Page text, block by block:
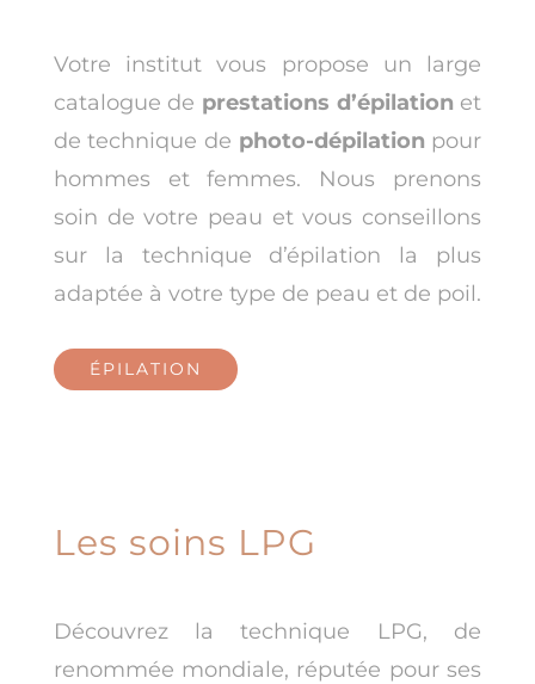
Votre institut vous propose un large
catalogue de prestations d’épilation et
de technique de photo-dépilation pour
hommes et femmes. Nous prenons
soin de votre peau et vous conseillons
sur la technique d’épilation la plus
adaptée à votre type de peau et de poil.
ÉPILATION
Les soins LPG
Découvrez la technique LPG, de
renommée mondiale, réputée pour ses